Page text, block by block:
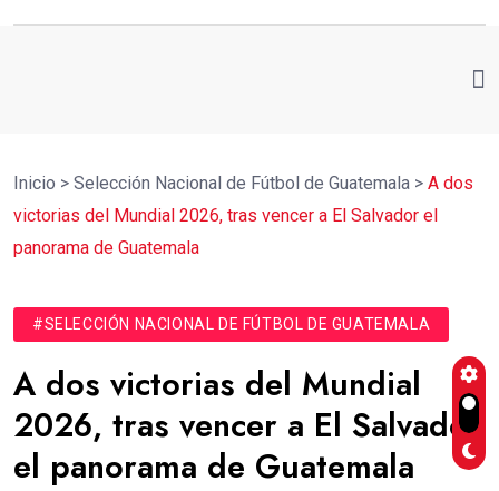
Inicio > Selección Nacional de Fútbol de Guatemala > A dos
victorias del Mundial 2026, tras vencer a El Salvador el
panorama de Guatemala
#SELECCIÓN NACIONAL DE FÚTBOL DE GUATEMALA
A dos victorias del Mundial
2026, tras vencer a El Salvador
el panorama de Guatemala